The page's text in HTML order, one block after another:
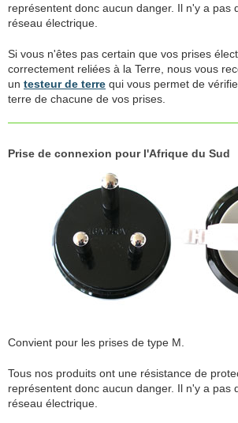
représentent donc aucun danger. Il n'y a pas
réseau électrique.
Si vous n'êtes pas certain que vos prises
correctement reliées à la Terre, nous vous
un testeur de terre qui vous permet de
terre de chacune de vos prises.
Prise de connexion pour l'Afrique du Sud
Convient pour les prises de type M.
Tous nos produits ont une résistance de
représentent donc aucun danger. Il n'y a pas
réseau électrique.